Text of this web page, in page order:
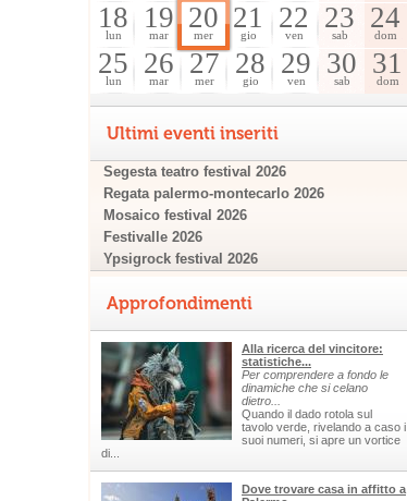
18
lun
19
mar
20
mer
21
gio
22
ven
23
sab
24
dom
25
lun
26
mar
27
mer
28
gio
29
ven
30
sab
31
dom
Ultimi eventi inseriti
Segesta teatro festival 2026
Regata palermo-montecarlo 2026
Mosaico festival 2026
Festivalle 2026
Ypsigrock festival 2026
Approfondimenti
Alla ricerca del vincitore:
statistiche...
Per comprendere a fondo le
dinamiche che si celano
dietro...
Quando il dado rotola sul
tavolo verde, rivelando a caso i
suoi numeri, si apre un vortice
di...
Dove trovare casa in affitto a